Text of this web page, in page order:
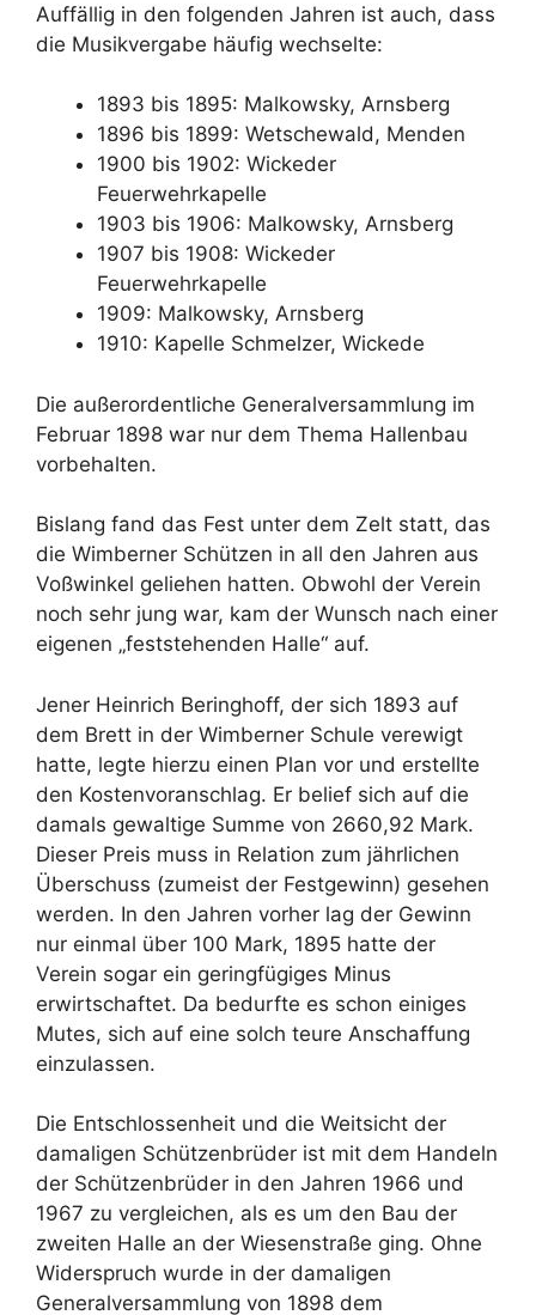
Auffällig in den folgenden Jahren ist auch, dass
die Musikvergabe häufig wechselte:
1893 bis 1895: Malkowsky, Arnsberg
1896 bis 1899: Wetschewald, Menden
1900 bis 1902: Wickeder
Feuerwehrkapelle
1903 bis 1906: Malkowsky, Arnsberg
1907 bis 1908: Wickeder
Feuerwehrkapelle
1909: Malkowsky, Arnsberg
1910: Kapelle Schmelzer, Wickede
Die außerordentliche Generalversammlung im
Februar 1898 war nur dem Thema Hallenbau
vorbehalten.
Bislang fand das Fest unter dem Zelt statt, das
die Wimberner Schützen in all den Jahren aus
Voßwinkel geliehen hatten. Obwohl der Verein
noch sehr jung war, kam der Wunsch nach einer
eigenen „feststehenden Halle“ auf.
Jener Heinrich Beringhoff, der sich 1893 auf
dem Brett in der Wimberner Schule verewigt
hatte, legte hierzu einen Plan vor und erstellte
den Kostenvoranschlag. Er belief sich auf die
damals gewaltige Summe von 2660,92 Mark.
Dieser Preis muss in Relation zum jährlichen
Überschuss (zumeist der Festgewinn) gesehen
werden. In den Jahren vorher lag der Gewinn
nur einmal über 100 Mark, 1895 hatte der
Verein sogar ein geringfügiges Minus
erwirtschaftet. Da bedurfte es schon einiges
Mutes, sich auf eine solch teure Anschaffung
einzulassen.
Die Entschlossenheit und die Weitsicht der
damaligen Schützenbrüder ist mit dem Handeln
der Schützenbrüder in den Jahren 1966 und
1967 zu vergleichen, als es um den Bau der
zweiten Halle an der Wiesenstraße ging. Ohne
Widerspruch wurde in der damaligen
Generalversammlung von 1898 dem